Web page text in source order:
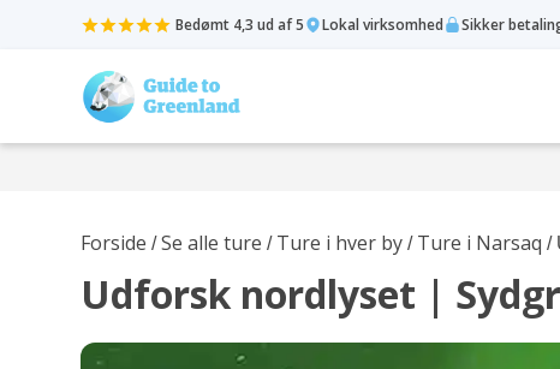
Bedømt 4,3 ud af 5 Lokal virksomhed Sikker
Forside /Se alle ture / Ture i hver by / Ture i Narsaq /
Udforsk nordlyset |